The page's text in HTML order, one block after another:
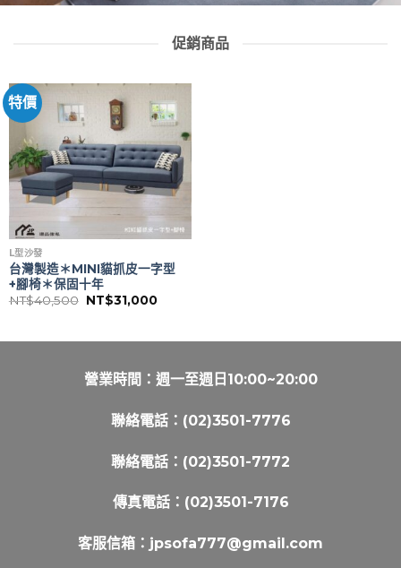
促銷商品
特價
L型沙發
台灣製造＊MINI貓抓皮一字型
+腳椅＊保固十年
NT$40,500 原
NT$40,500。
NT$31,000目
NT$31,000。
營業時間：週一至週日10:00~20:00
聯絡電話： (02)3501-7776
聯絡電話： (02)3501-7772
傳真電話：(02)3501-7176
客服信箱： jpsofa777@gmail.com